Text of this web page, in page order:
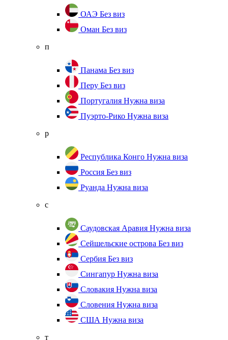
ОАЭ Без виз
Оман Без виз
п
Панама Без виз
Перу Без виз
Португалия Нужна виза
Пуэрто-Рико Нужна виза
р
Республика Конго Нужна виза
Россия Без виз
Руанда Нужна виза
с
Саудовская Аравия Нужна виза
Сейшельские острова Без виз
Сербия Без виз
Сингапур Нужна виза
Словакия Нужна виза
Словения Нужна виза
США Нужна виза
т